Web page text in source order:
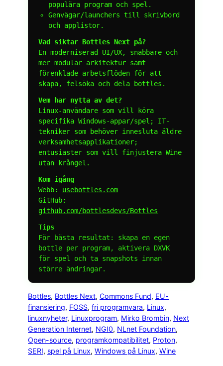
populära program och spel.
Genvägar/launchers till skrivbord
och applistor.
Vad siktar Bottles Next på?
En moderniserad UI/UX, snabbare och
mer modulär arkitektur samt
förenklade arbetsflöden för att
skapa, felsöka och dela bottles.
Vem har nytta av det?
Linux-användare som vill köra
specifika Windows-appar/spel; IT-
tekniker som behöver innesluta äldre
verksamhetsapplikationer;
entusiaster som vill finjustera Wine
utan krångel.
Kom igång
Webb: usebottles.com
GitHub:
github.com/bottlesdevs/Bottles
Tips
För bästa resultat: skapa en egen
bottle per program, aktivera DXVK
för spel och ta snapshots innan
större ändringar.
Bottles, Bottles Next, Commons Fund, EU-
finansiering, FOSS, fri programvara, Linux
linuxnyheter, Linuxprogram, Mirko Brombin, Next
Generation Internet, NGI0, NLnet Foundation
Open-source, programkompatibilitet, Proton
SERI, spel på Linux, Windows på Linux, Wine